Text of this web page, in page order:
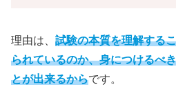
理由は、 試験の本質を理解する
られているのか、身につけるべ
とが出来るからです。